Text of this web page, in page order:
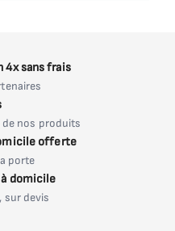
4x sans frais
de nos produits
offerte
porte
domicile
sur devis